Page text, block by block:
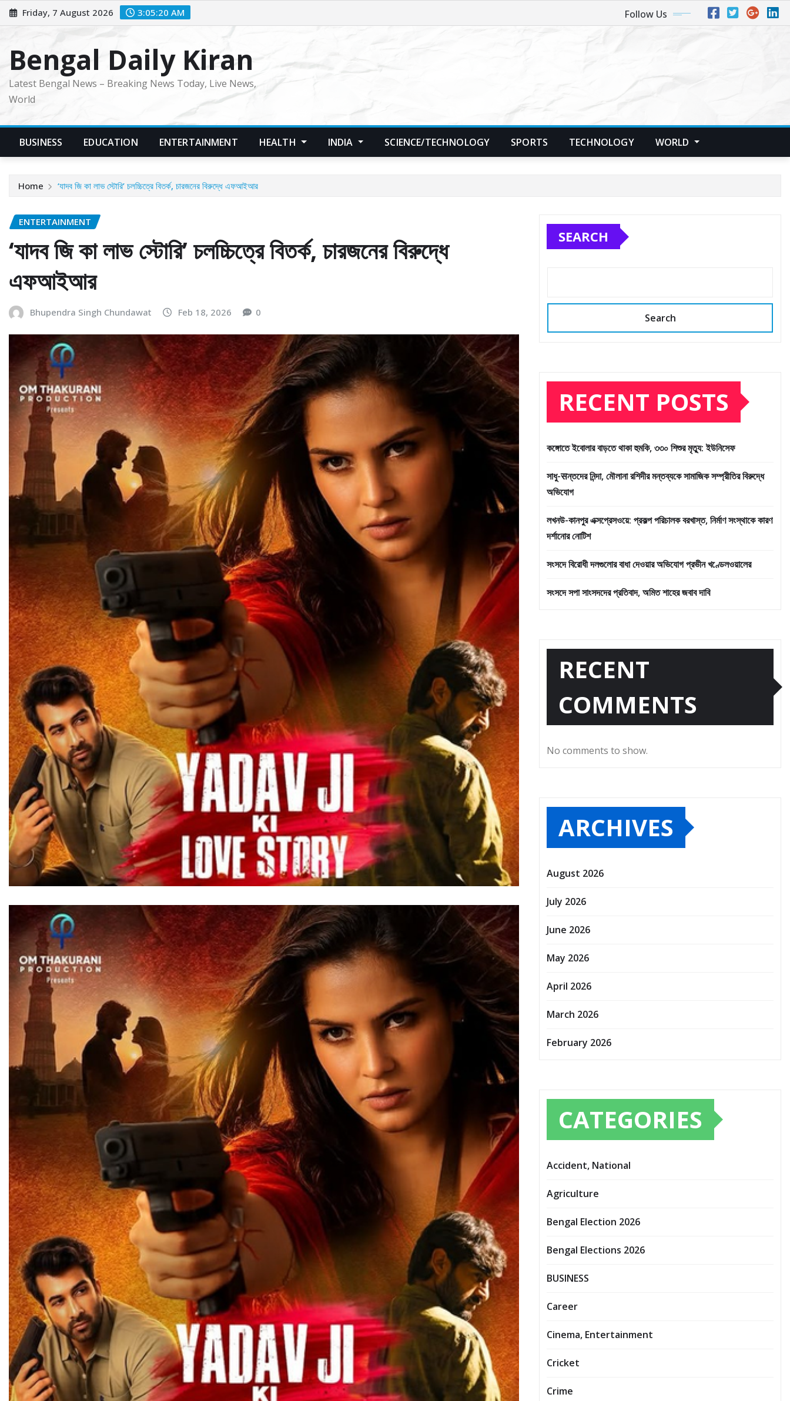
Skip
to
Friday, 7 August 2026 3:05:21 AM Follow Us
Bengal Daily Kiran
Latest Bengal News – Breaking News Today, Live News,
World
BUSINESS EDUCATION ENTERTAINMENT HEALTH INDIA SCIENCE/TECHNOLOGY SPORTS TECHNOLOGY WORLD
Home ‘যাদব জি কা লাভ স্টোরি’ চলচ্চিত্রে বিতর্ক, চারজনের বিরুদ্ধে এফআইআর
ENTERTAINMENT
‘যাদব জি কা লাভ স্টোরি’ চলচ্চিত্রে বিতর্ক, চারজনের বিরুদ্ধে
এফআইআর
Bhupendra Singh Chundawat Feb 18, 2026 0
SEARCH
Search
RECENT POSTS
কঙ্গোতে ইবোলার বাড়তে থাকা হুমকি, ৩৩০ শিশুর মৃত্যু: ইউনিসেফ
সাধু-सন্তদের নিন্দা, মৌলানা রশিদীর মন্তব্যকে সামাজিক সম্প্রীতির বিরুদ্ধে
অভিযোগ
লখনউ-কানপুর এক্সপ্রেসওয়ে: প্রকল্প পরিচালক বরখাস্ত, নির্মাণ সংস্থাকে কারণ
দর্শানোর নোটিশ
সংসদে বিরোধী দলগুলোর বাধা দেওয়ার অভিযোগ প্রভীন খণ্ডেলওয়ালের
সংসদে সপা সাংসদদের প্রতিবাদ, অমিত শাহের জবাব দাবি
RECENT
COMMENTS
No comments to show.
ARCHIVES
August 2026
July 2026
June 2026
May 2026
April 2026
March 2026
February 2026
CATEGORIES
Accident, National
Agriculture
Bengal Election 2026
Bengal Elections 2026
BUSINESS
Career
Cinema, Entertainment
Cricket
Crime